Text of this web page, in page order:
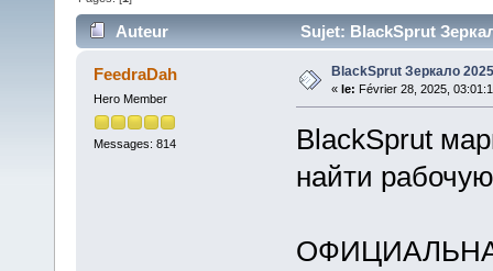
Auteur Sujet: BlackSprut
FeedraDah
Hero Member
Messages: 814
BlackSprut Зеркало 2025
« le: Février 28, 2025,
BlackSprut
найти